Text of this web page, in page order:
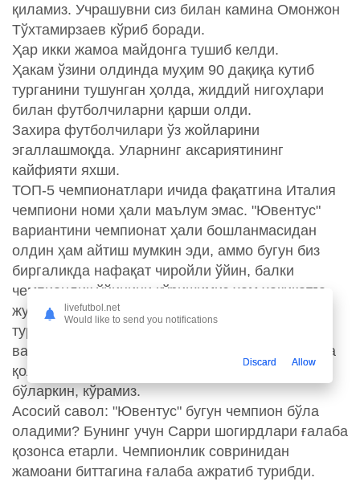
қиламиз. Учрашувни сиз билан камина Омонжон
Тўхтамирзаев кўриб боради.
Ҳар икки жамоа майдонга тушиб келди.
Ҳакам ўзини олдинда муҳим 90 дақиқа кутиб
турганини тушунган ҳолда, жиддий нигоҳлари
билан футболчиларни қарши олди.
Захира футболчилари ўз жойларини
эгаллашмоқда. Уларнинг аксариятининг
кайфияти яхши.
ТОП-5 чемпионатлари ичида фақатгина Италия
чемпиони номи ҳали маълум эмас. "Ювентус"
вариантини чемпионат ҳали бошланмасидан
олдин ҳам айтиш мумкин эди, аммо бугун биз
биргаликда нафақат чиройли ўйин, балки
чемпионлик ўйинини кўришимиз ҳам ҳақиқатга
жуда яқин. Ҳар ҳолда аввалги турда
туринликлар омадсизликка учраганини мухлис
ва мутахассислар чемпионликни уй учрашувига
қолдириш билан изоҳлашди. Амалда қандай
бўларкин, кўрамиз.
Асосий савол: "Ювентус" бугун чемпион бўла
оладими? Бунинг учун Сарри шогирдлари ғалаба
қозонса етарли. Чемпионлик совринидан
жамоани биттагина ғалаба ажратиб турибди.
livefutbol.net
Would like to send you notifications
Discard Allow